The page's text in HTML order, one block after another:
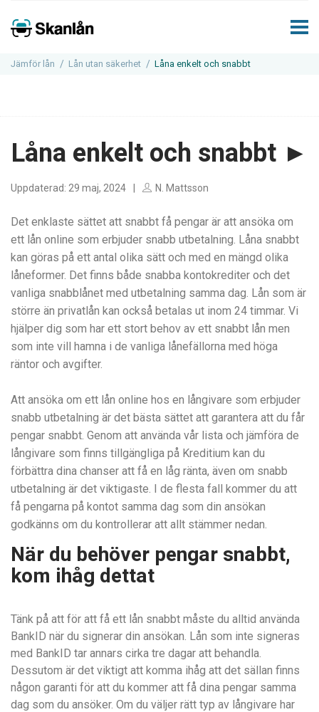
Jämför lån Lån utan säkerhet Låna enkelt och snabbt
Låna enkelt och snabbt ►
Uppdaterad: 29 maj, 2024 N. Mattsson
Det enklaste sättet att snabbt få pengar är att ansöka om
ett lån online som erbjuder snabb utbetalning. Låna snabbt
kan göras på ett antal olika sätt och med en mängd olika
låneformer. Det finns både snabba kontokrediter och det
vanliga snabblånet med utbetalning samma dag. Lån som är
större än privatlån kan också betalas ut inom 24 timmar. Vi
hjälper dig som har ett stort behov av ett snabbt lån men
som inte vill hamna i de vanliga lånefällorna med höga
räntor och avgifter.
Att ansöka om ett lån online hos en långivare som erbjuder
snabb utbetalning är det bästa sättet att garantera att du får
pengar snabbt. Genom att använda vår lista och jämföra de
långivare som finns tillgängliga på Kreditium kan du
förbättra dina chanser att få en låg ränta, även om snabb
utbetalning är det viktigaste. I de flesta fall kommer du att
få pengarna på kontot samma dag som din ansökan
godkänns om du kontrollerar att allt stämmer nedan.
När du behöver pengar snabbt,
kom ihåg dettat
Tänk på att för att få ett lån snabbt måste du alltid använda
BankID när du signerar din ansökan. Lån som inte signeras
med BankID tar annars cirka tre dagar att behandla.
Dessutom är det viktigt att komma ihåg att det sällan finns
någon garanti för att du kommer att få dina pengar samma
dag som du ansöker. Om du väljer rätt typ av långivare har